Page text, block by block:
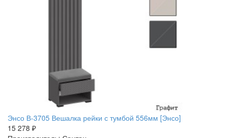
Энсо В-3705 Вешалка рейки с тумбой 556мм [Энсо]
15 278 ₽